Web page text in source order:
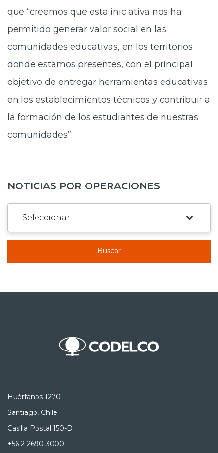
que “creemos que esta iniciativa nos ha
permitido generar valor social en las
comunidades educativas, en los territorios
donde estamos presentes, con el principal
objetivo de entregar herramientas educativas
en los establecimientos técnicos y contribuir a
la formación de los estudiantes de nuestras
comunidades”.
NOTICIAS POR OPERACIONES
Buscar
Huérfanos 1270
Santiago, Chile
Casilla Postal 150-D
+56 2 2690 3000